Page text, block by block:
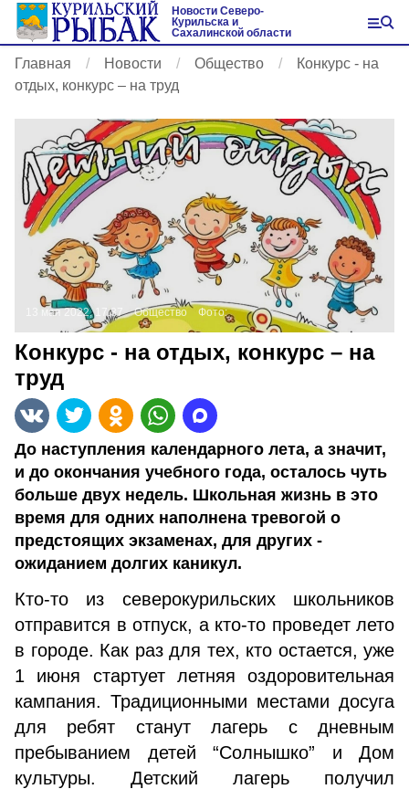
Новости Северо-
Курильска и
Сахалинской области
Главная Новости Общество
Конкурс - на
отдых, конкурс – на труд
13 мая 2022, 17:37 Общество Фото:
Конкурс - на отдых, конкурс – на
труд
До наступления календарного лета, а значит,
и до окончания учебного года, осталось чуть
больше двух недель. Школьная жизнь в это
время для одних наполнена тревогой о
предстоящих экзаменах, для других -
ожиданием долгих каникул.
Кто-то из северокурильских школьников
отправится в отпуск, а кто-то проведет лето
в городе. Как раз для тех, кто остается, уже
1 июня стартует летняя оздоровительная
кампания. Традиционными местами досуга
для ребят станут лагерь с дневным
пребыванием детей “Солнышко” и Дом
культуры. Детский лагерь получил